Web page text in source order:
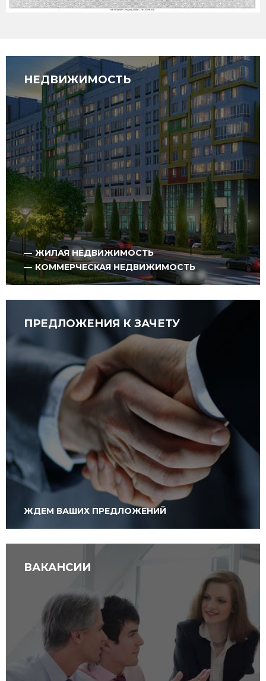
НЕДВИЖИМОСТЬ
ЖИЛАЯ НЕДВИЖИМОСТЬ
КОММЕРЧЕСКАЯ НЕДВИЖИМОСТЬ
ПРЕДЛОЖЕНИЯ К ЗАЧЕТУ
ЖДЕМ ВАШИХ ПРЕДЛОЖЕНИЙ
ВАКАНСИИ